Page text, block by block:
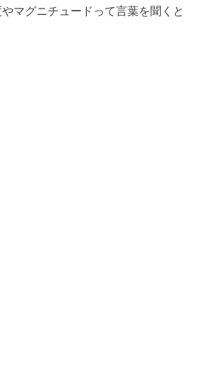
マグニチュードって言葉を聞くと